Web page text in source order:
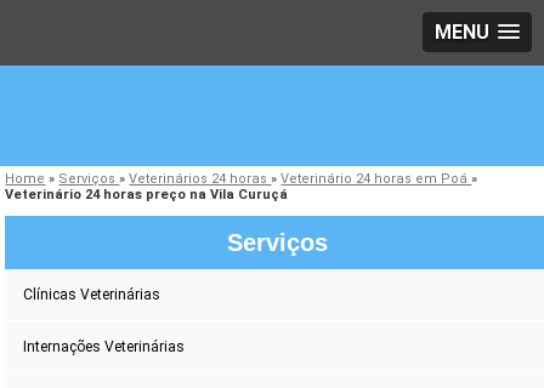
MENU
Home » Serviços»Veterinários 24 horas»Veterinário 24 horas em Poá»
Veterinário 24 horas preço na Vila Curuçá
Serviços
Clínicas Veterinárias
Internações Veterinárias